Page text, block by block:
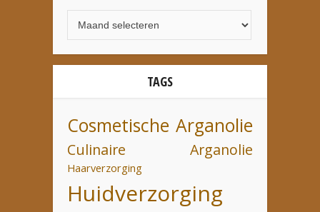
TAGS
Cosmetische Arganolie
Culinaire Arganolie
Haarverzorging
Huidverzorging